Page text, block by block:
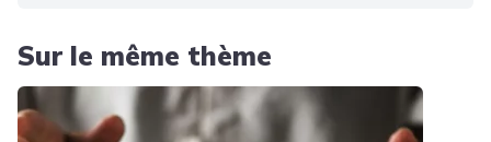
Sur le même thème